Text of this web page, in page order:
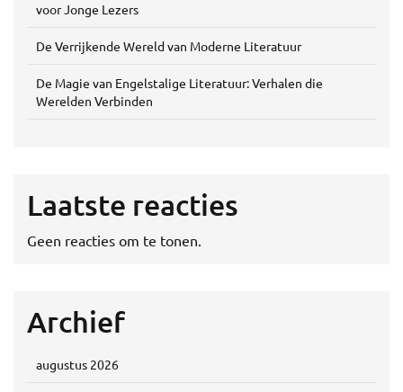
voor Jonge Lezers
De Verrijkende Wereld van Moderne Literatuur
De Magie van Engelstalige Literatuur: Verhalen die
Werelden Verbinden
Laatste reacties
Geen reacties om te tonen.
Archief
augustus 2026